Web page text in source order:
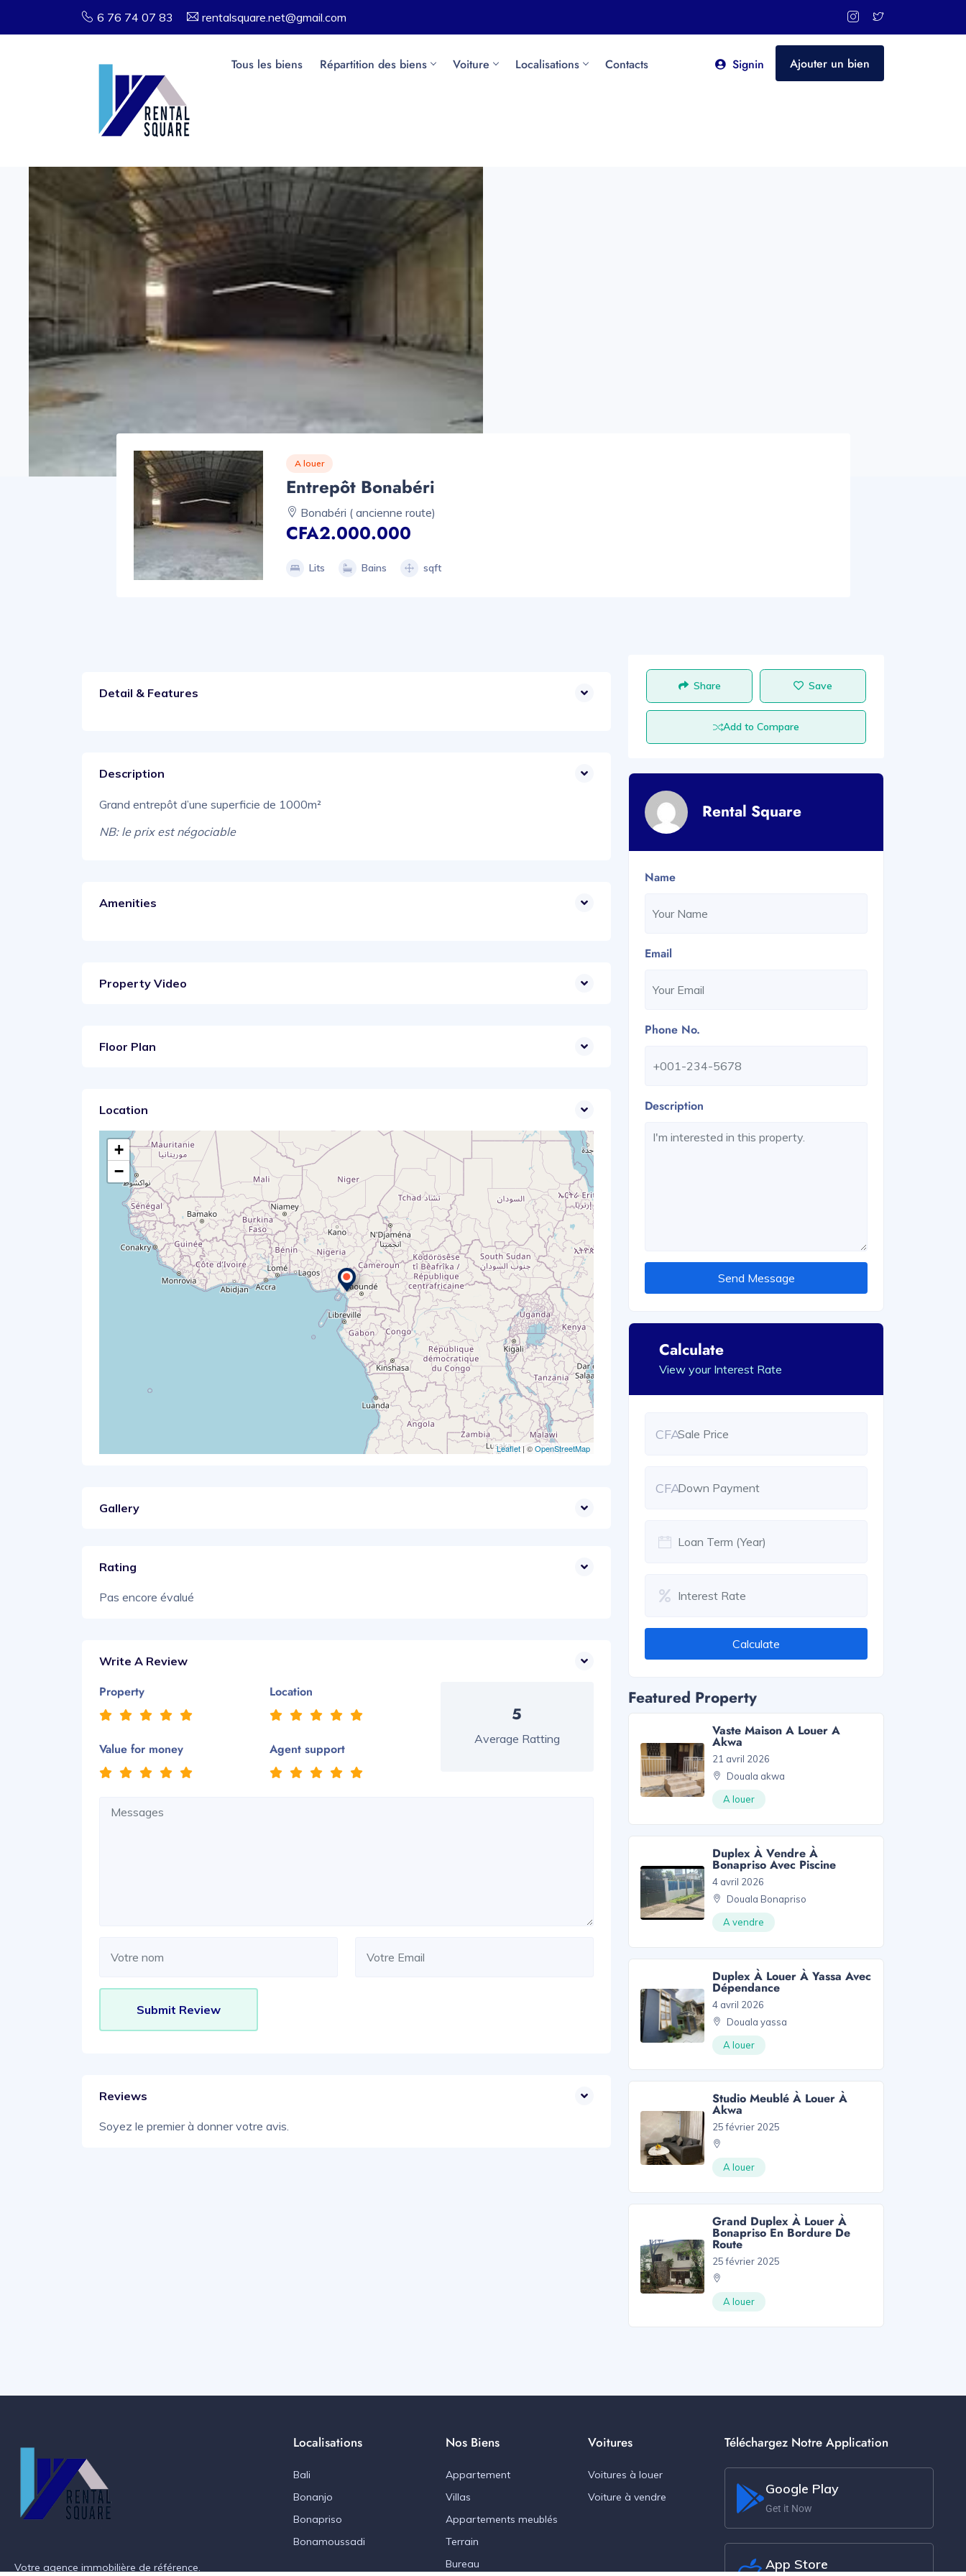
6 76 74 07 83 rentalsquare.net@gmail.com
Tous les biens Répartition des biens Voiture Localisations Contacts Signin Ajouter un bien
A louer
Entrepôt Bonabéri
Bonabéri ( ancienne route)
CFA2.000.000
Lits Bains sqft
Detail & Features
Description
Grand entrepôt d’une superficie de 1000m²
NB: le prix est négociable
Amenities
Property Video
Floor Plan
Location
+
−
Leaflet | ©OpenStreetMap
Gallery
Rating
Pas encore évalué
Write A Review
Property Location
Value for money Agent support
5
Average Ratting
Reviews
Soyez le premier à donner votre avis.
Share Save
Add to Compare
Rental Square
Name
Email
Phone No.
Description
Send Message
Calculate
View your Interest Rate
CFA
CFA
Calculate
Featured Property
Vaste Maison A Louer A
Akwa
21 avril 2026
Douala akwa
A louer
Duplex À Vendre À
Bonapriso Avec Piscine
4 avril 2026
Douala Bonapriso
A vendre
Duplex À Louer À Yassa Avec
Dépendance
4 avril 2026
Douala yassa
A louer
Studio Meublé À Louer À
Akwa
25 février 2025
A louer
Grand Duplex À Louer À
Bonapriso En Bordure De
Route
25 février 2025
A louer
Votre agence immobilière de référence.
Localisations
Bali
Bonanjo
Bonapriso
Bonamoussadi
Nos Biens
Appartement
Villas
Appartements meublés
Terrain
Bureau
Voitures
Voitures à louer
Voiture à vendre
Téléchargez Notre Application
Google Play
Get it Now
App Store